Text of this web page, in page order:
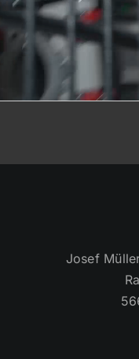
Josef